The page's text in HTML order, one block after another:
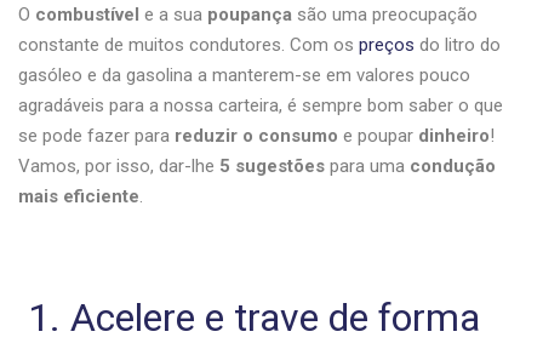
O combustível e a sua poupança são uma preocupação
constante de muitos condutores. Com os preços do litro do
gasóleo e da gasolina a manterem-se em valores pouco
agradáveis para a nossa carteira, é sempre bom saber o que
se pode fazer para reduzir o consumo e poupar dinheiro!
Vamos, por isso, dar-lhe 5 sugestões para uma condução
mais eficiente.
1. Acelere e trave de forma